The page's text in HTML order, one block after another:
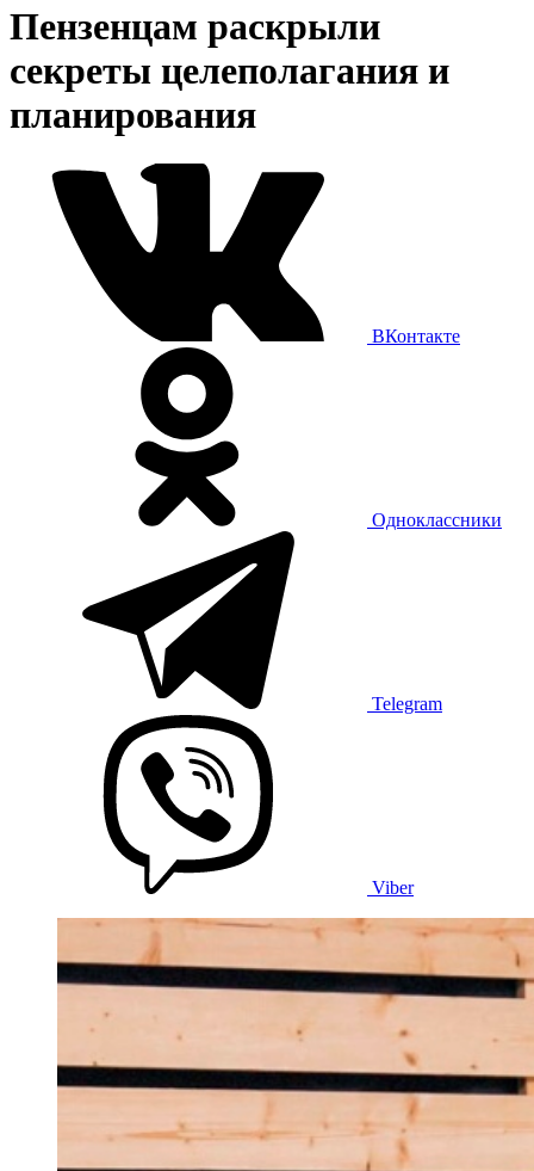
Пензенцам раскрыли
секреты целеполагания и
планирования
ВКонтакте
Одноклассники
Telegram
Viber